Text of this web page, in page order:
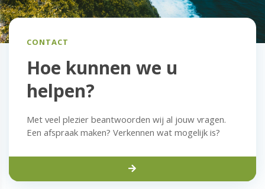
CONTACT
Hoe kunnen we u
helpen?
Met veel plezier beantwoorden wij al jouw vragen.
Een afspraak maken? Verkennen wat mogelijk is?